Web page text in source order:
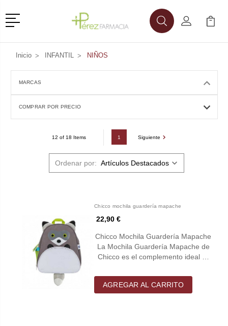
Menú
BuscarMi Cuenta
Mi
Inicio INFANTIL NIÑOS
MARCAS
COMPRAR POR PRECIO
12 of 18 Items 1 Siguiente
Ordenar por:
Chicco mochila guardería mapache
22,90 €
Chicco Mochila Guardería Mapache
La Mochila Guardería Mapache de
Chicco es el complemento ideal …
AGREGAR AL CARRITO